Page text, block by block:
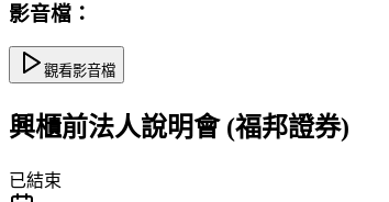
影音檔：
觀看影音檔
興櫃前法人說明會 (福邦證券)
已結束